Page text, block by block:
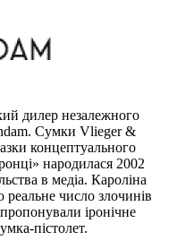
дилер незалежного
Сумки Vlieger &
концептуального
народилася 2002
в медіа. Кароліна
число злочинів
іронічне
пістолет.